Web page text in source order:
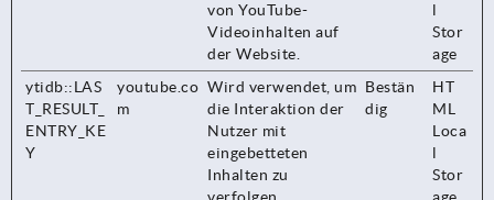
von YouTube-
Videoinhalten auf
der Website.
l
Stor
age
ytidb::LAS
T_RESULT_
ENTRY_KE
Y
youtube.co
m
Wird verwendet, um
die Interaktion der
Nutzer mit
eingebetteten
Inhalten zu
Bestän
dig
HT
ML
Loca
l
Stor